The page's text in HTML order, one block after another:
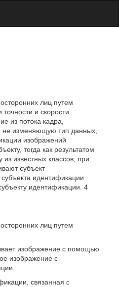
лиц путем
и скорости
из потока кадра,
не изменяющую тип данных,
изображений
тогда как результатом
известных классов; при
субъект
идентификации
идентификации. 4
лиц путем
изображение с помощью
изображение с
связанная с